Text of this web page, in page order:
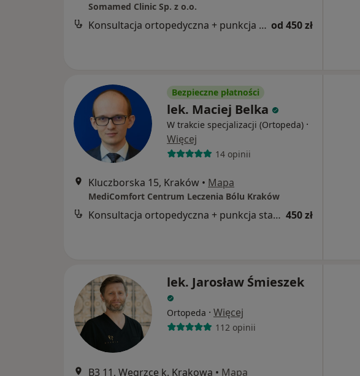
Somamed Clinic Sp. z o.o.
Konsultacja ortopedyczna + punkcja stawów od 450 zł
Bezpieczne płatności
lek. Maciej Belka
W trakcie specjalizacji (Ortopeda) ·
Więcej
14 opinii
Kluczborska 15, Kraków • Mapa
MediComfort Centrum Leczenia Bólu Kraków
Konsultacja ortopedyczna + punkcja stawów 450 zł
lek. Jarosław Śmieszek
Ortopeda · Więcej
112 opinii
B3 11, Węgrzce k. Krakowa • Mapa